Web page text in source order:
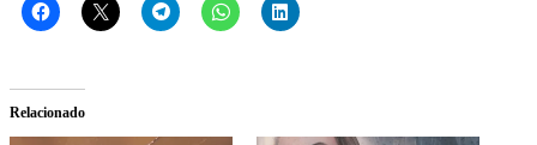
Relacionado